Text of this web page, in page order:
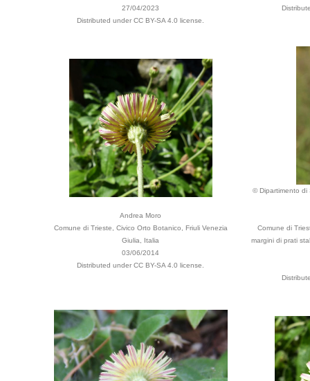
27/04/2023
Distributed under CC BY-SA 4.0 license.
Andrea Moro
Comune di Trieste, Civico Orto Botanico, Friuli Venezia
Giulia, Italia
03/06/2014
Distributed under CC BY-SA 4.0 license.
© Dipartimento di
Comune di
margini di prati